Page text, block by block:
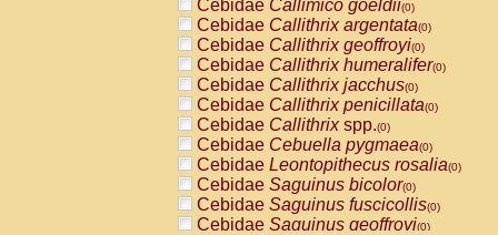
Cebidae Callimico goeldii(0)
Cebidae Callithrix argentata(0)
Cebidae Callithrix geoffroyi(0)
Cebidae Callithrix humeralifer(0)
Cebidae Callithrix jacchus(0)
Cebidae Callithrix penicillata(0)
Cebidae Callithrixspp.(0)
Cebidae Cebuella pygmaea(0)
Cebidae Leontopithecus rosalia(0)
Cebidae Saguinus bicolor(0)
Cebidae Saguinus fuscicollis(0)
Cebidae Saguinus geoffroyi(0)